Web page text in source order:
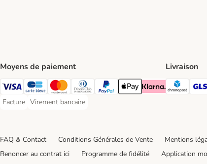
Moyens de paiement
Visa Payment Method
carte bleue Payment Method
Master Card Payment Method
Diners Club Payment Method
Paypal Payment Method
Apple Pay Payment Method
Klarna Payment
Facture
Facture Payment Method
Virement bancaire
Virement bancaire Payment Method
Livraison
FAQ & Contact Conditions Générales de Vente Mentions
Renoncer au contrat ici
Programme de fidélité Application